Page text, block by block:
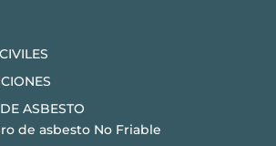
ASBESTO
de asbesto No Friable